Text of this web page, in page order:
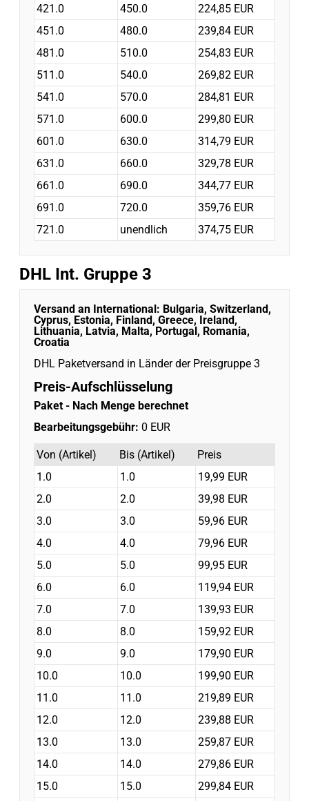
421.0
450.0
224,85 EUR
451.0
480.0
239,84 EUR
481.0
510.0
254,83 EUR
511.0
540.0
269,82 EUR
541.0
570.0
284,81 EUR
571.0
600.0
299,80 EUR
601.0
630.0
314,79 EUR
631.0
660.0
329,78 EUR
661.0
690.0
344,77 EUR
691.0
720.0
359,76 EUR
721.0
unendlich 374,75 EUR
DHL Int. Gruppe 3
Versand an International: Bulgaria, Switzerland,
Cyprus, Estonia, Finland, Greece, Ireland,
Lithuania, Latvia, Malta, Portugal, Romania,
Croatia
DHL Paketversand in Länder der Preisgruppe 3
Preis-Aufschlüsselung
Paket - Nach Menge berechnet
Bearbeitungsgebühr: 0 EUR
Von (Artikel) Bis (Artikel)
Preis
1.0
1.0
19,99 EUR
2.0
2.0
39,98 EUR
3.0
3.0
59,96 EUR
4.0
4.0
79,96 EUR
5.0
5.0
99,95 EUR
6.0
6.0
119,94 EUR
7.0
7.0
139,93 EUR
8.0
8.0
159,92 EUR
9.0
9.0
179,90 EUR
10.0
10.0
199,90 EUR
11.0
11.0
219,89 EUR
12.0
12.0
239,88 EUR
13.0
13.0
259,87 EUR
14.0
14.0
279,86 EUR
15.0
15.0
299,84 EUR